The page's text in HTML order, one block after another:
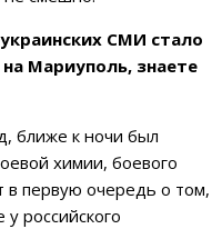
СМИ стало
Мариуполь, знаете
ближе к ночи был
химии, боевого
в первую очередь о том,
российского